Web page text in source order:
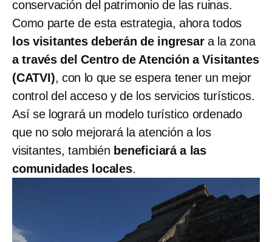
conservación del patrimonio de las ruinas.
Como parte de esta estrategia, ahora todos
los visitantes deberán de ingresara la zona
a través del Centro de Atención a Visitantes
(CATVI), con lo que se espera tener un mejor
control del acceso y de los servicios turísticos.
Así se logrará un modelo turístico ordenado
que no solo mejorará la atención a los
visitantes, también beneficiará a las
comunidades locales.